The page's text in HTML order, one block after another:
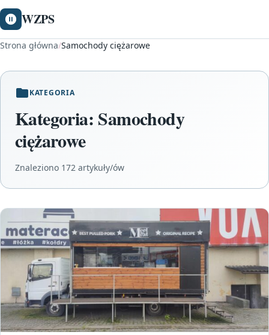
WZPS
Strona główna/Samochody ciężarowe
KATEGORIA
Kategoria: Samochody
ciężarowe
Znaleziono 172 artykuły/ów